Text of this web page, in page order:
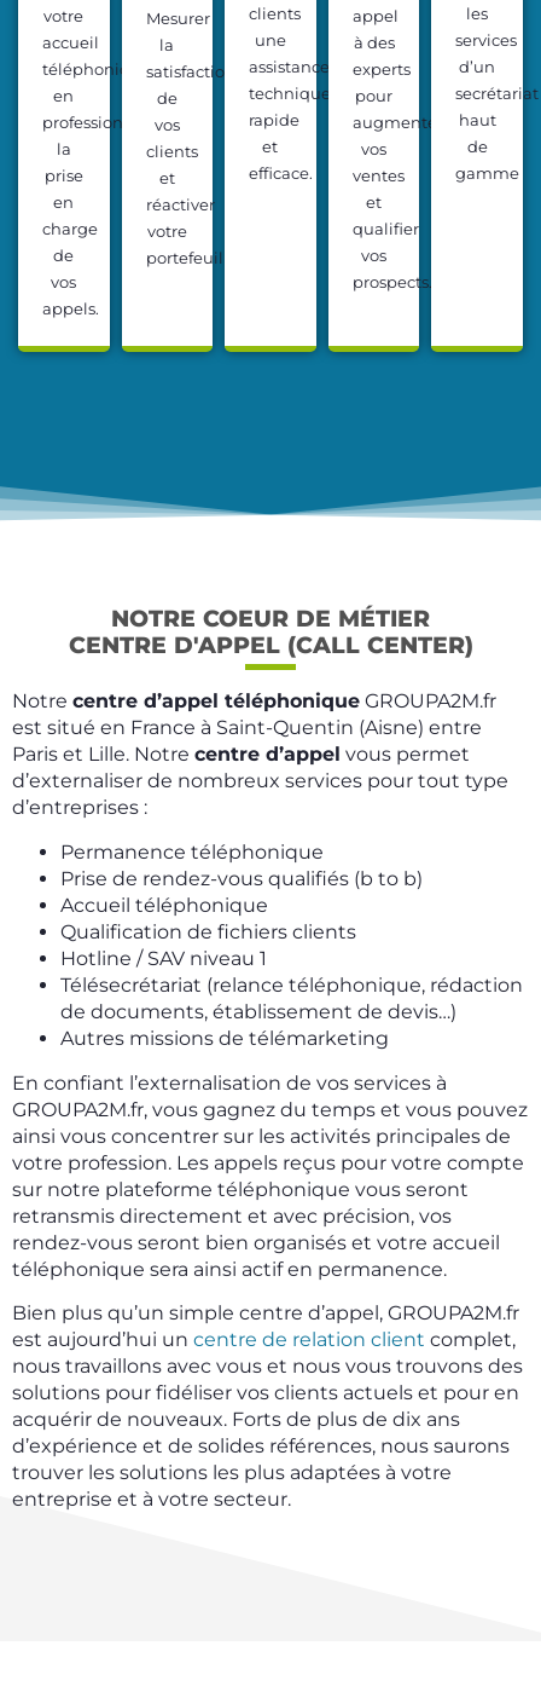
votre
accueil
téléphonique
en
professionnalisant
la
prise
en
charge
de
vos
appels.
Mesurer
la
satisfaction
de
vos
clients
et
réactiver
votre
portefeuille.
clients
une
assistance
technique
rapide
et
efficace.
appel
à des
experts
pour
augmenter
vos
ventes
et
qualifier
vos
prospects.
les
services
d’un
secrétariat
haut
de
gamme
NOTRE COEUR DE MÉTIER
CENTRE D'APPEL (CALL CENTER)
Notre centre d’appel téléphonique GROUPA2M.fr
est situé en France à Saint-Quentin (Aisne) entre
Paris et Lille. Notre centre d’appel vous permet
d’externaliser de nombreux services pour tout type
d’entreprises :
Permanence téléphonique
Prise de rendez-vous qualifiés (b to b)
Accueil téléphonique
Qualification de fichiers clients
Hotline / SAV niveau 1
Télésecrétariat (relance téléphonique, rédaction
de documents, établissement de devis…)
Autres missions de télémarketing
En confiant l’externalisation de vos services à
GROUPA2M.fr, vous gagnez du temps et vous pouvez
ainsi vous concentrer sur les activités principales de
votre profession. Les appels reçus pour votre compte
sur notre plateforme téléphonique vous seront
retransmis directement et avec précision, vos
rendez-vous seront bien organisés et votre accueil
téléphonique sera ainsi actif en permanence.
Bien plus qu’un simple centre d’appel, GROUPA2M.fr
est aujourd’hui un centre de relation client complet,
nous travaillons avec vous et nous vous trouvons des
solutions pour fidéliser vos clients actuels et pour en
acquérir de nouveaux. Forts de plus de dix ans
d’expérience et de solides références, nous saurons
trouver les solutions les plus adaptées à votre
entreprise et à votre secteur.